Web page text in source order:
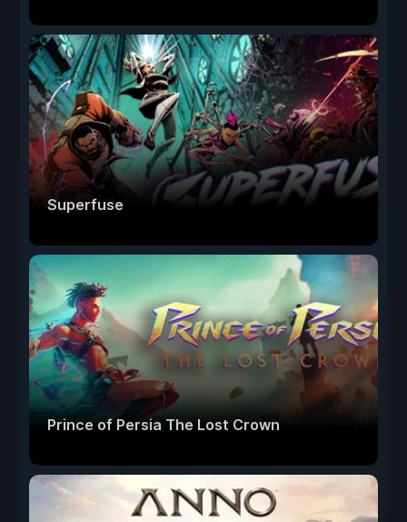
Superfuse
Prince of Persia The Lost Crown